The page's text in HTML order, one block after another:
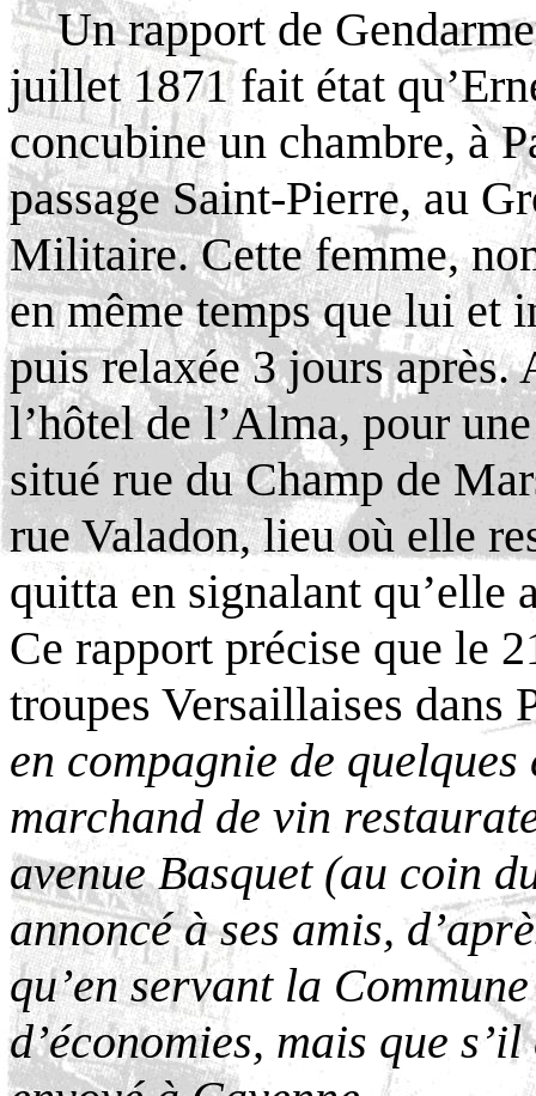
Un rapport de
juillet 1871 fait état
concubine un chambre, à
passage Saint-Pierre, au
Militaire. Cette femme,
en même temps que lui et
puis relaxée 3 jours
l’hôtel de l’Alma, pour
situé rue du Champ de
rue Valadon, lieu où elle
quitta en signalant qu’elle
Ce rapport précise que le
troupes Versaillaises
en compagnie de
marchand de vin
avenue Basquet (au coin
annoncé à ses amis,
qu’en servant la
d’économies, mais que